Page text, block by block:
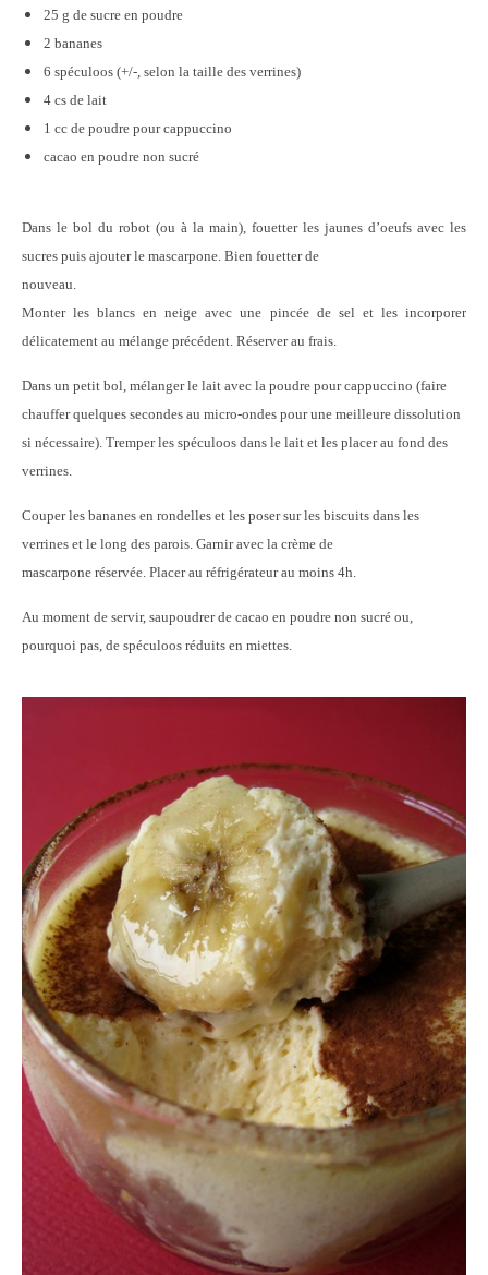
25 g de sucre en poudre
2 bananes
6 spéculoos (+/-, selon la taille des verrines)
4 cs de lait
1 cc de poudre pour cappuccino
cacao en poudre non sucré
Dans le bol du robot (ou à la main), fouetter les jaunes d’oeufs avec les
sucres puis ajouter le mascarpone. Bien fouetter de
nouveau.
Monter les blancs en neige avec une pincée de sel et les incorporer
délicatement au mélange précédent. Réserver au frais.
Dans un petit bol, mélanger le lait avec la poudre pour cappuccino (faire
chauffer quelques secondes au micro-ondes pour une meilleure dissolution
si nécessaire). Tremper les spéculoos dans le lait et les placer au fond des
verrines.
Couper les bananes en rondelles et les poser sur les biscuits dans les
verrines et le long des parois. Garnir avec la crème de
mascarpone réservée. Placer au réfrigérateur au moins 4h.
Au moment de servir, saupoudrer de cacao en poudre non sucré ou,
pourquoi pas, de spéculoos réduits en miettes.